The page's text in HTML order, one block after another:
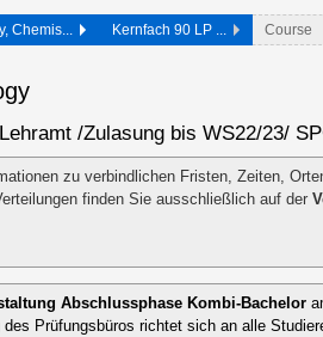
Chemis... Kernfach 90 LP ... Course
/Zulasung bis WS22/23/
zu verbindlichen Fristen, Zeiten,
finden Sie ausschließlich auf der
Abschlussphase Kombi-Bachelor
des Prüfungsbüros richtet sich an alle